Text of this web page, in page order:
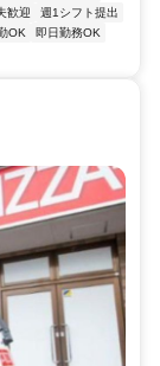
歓迎
週1シフト提出
OK
即日勤務OK